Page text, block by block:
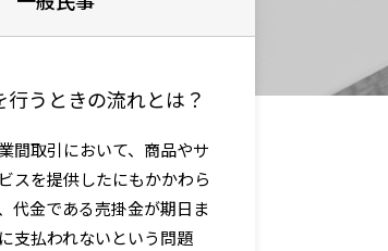
行うときの流れとは？
間取引において、商品やサ
スを提供したにもかかわら
代金である売掛金が期日ま
支払われないという問題